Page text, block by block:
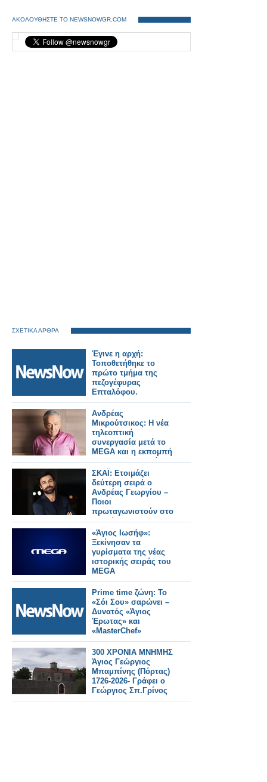
ΑΚΟΛΟΥΘΗΣΤΕ ΤΟ NEWSNOWGR.COM
ΣΧΕΤΙΚΑ ΑΡΘΡΑ
Έγινε η αρχή:
Τοποθετήθηκε το
πρώτο τμήμα της
πεζογέφυρας
Επταλόφου.
Ανδρέας
Μικρούτσικος: Η νέα
τηλεοπτική
συνεργασία μετά το
MEGA και η εκπομπή
που θα παρουσιάσει
ΣΚΑΪ: Ετοιμάζει
δεύτερη σειρά ο
Ανδρέας Γεωργίου –
Ποιοι
πρωταγωνιστούν στο
«Αντώνιος και
Κλεοπάτρα»
«Άγιος Ιωσήφ»:
Ξεκίνησαν τα
γυρίσματα της νέας
ιστορικής σειράς του
MEGA
Prime time ζώνη: Το
«Σόι Σου» σαρώνει –
Δυνατός «Άγιος
Έρωτας» και
«MasterChef»
300 ΧΡΟΝΙΑ ΜΝΗΜΗΣ
Άγιος Γεώργιος
Μπαμπίνης (Πόρτας)
1726-2026- Γράφει ο
Γεώργιος Σπ.Γρίνος